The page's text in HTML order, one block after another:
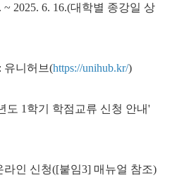
2025. 6. 16.(대학별 종강일 상
유니허브(https://unihub.kr/)
기 학점교류 신청 안내'
인 신청([붙임3] 매뉴얼 참조)